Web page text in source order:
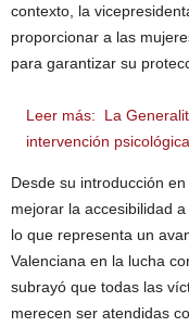
contexto, la
proporcionar a las
para garantizar su
Leer más:
La
intervención
Desde su introducción
mejorar la accesibilidad
lo que representa un
Valenciana en la lucha
subrayó que todas las
merecen ser atendidas